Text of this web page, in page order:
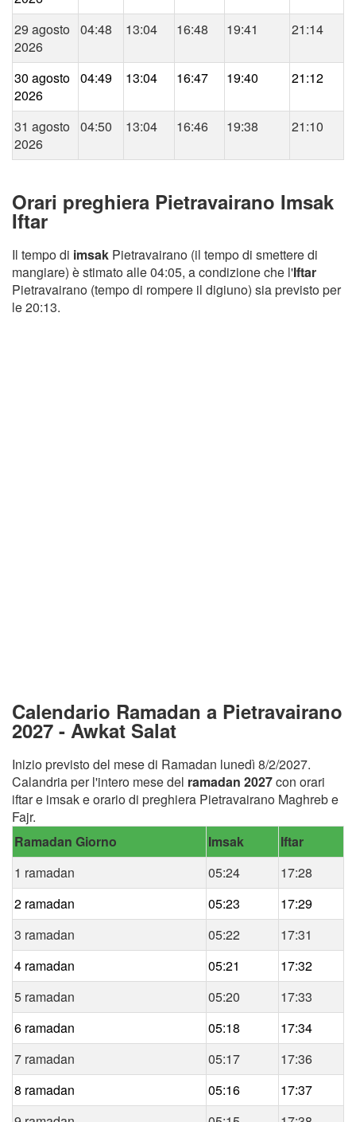
29 agosto
2026
04:48 13:04 16:48 19:41 21:14
30 agosto
2026
04:49 13:04 16:47 19:40 21:12
31 agosto
2026
04:50 13:04 16:46 19:38 21:10
Orari preghiera Pietravairano Imsak
Iftar
Il tempo di imsak Pietravairano (il tempo di smettere di
mangiare) è stimato alle 04:05, a condizione che l'Iftar
Pietravairano (tempo di rompere il digiuno) sia previsto per
le 20:13.
Calendario Ramadan a Pietravairano
2027 - Awkat Salat
Inizio previsto del mese di Ramadan lunedì 8/2/2027.
Calandria per l'intero mese del ramadan 2027con orari
iftar e imsak e orario di preghiera Pietravairano Maghreb e
Fajr.
Ramadan Giorno
Imsak
Iftar
1 ramadan
05:24
17:28
2 ramadan
05:23
17:29
3 ramadan
05:22
17:31
4 ramadan
05:21
17:32
5 ramadan
05:20
17:33
6 ramadan
05:18
17:34
7 ramadan
05:17
17:36
8 ramadan
05:16
17:37